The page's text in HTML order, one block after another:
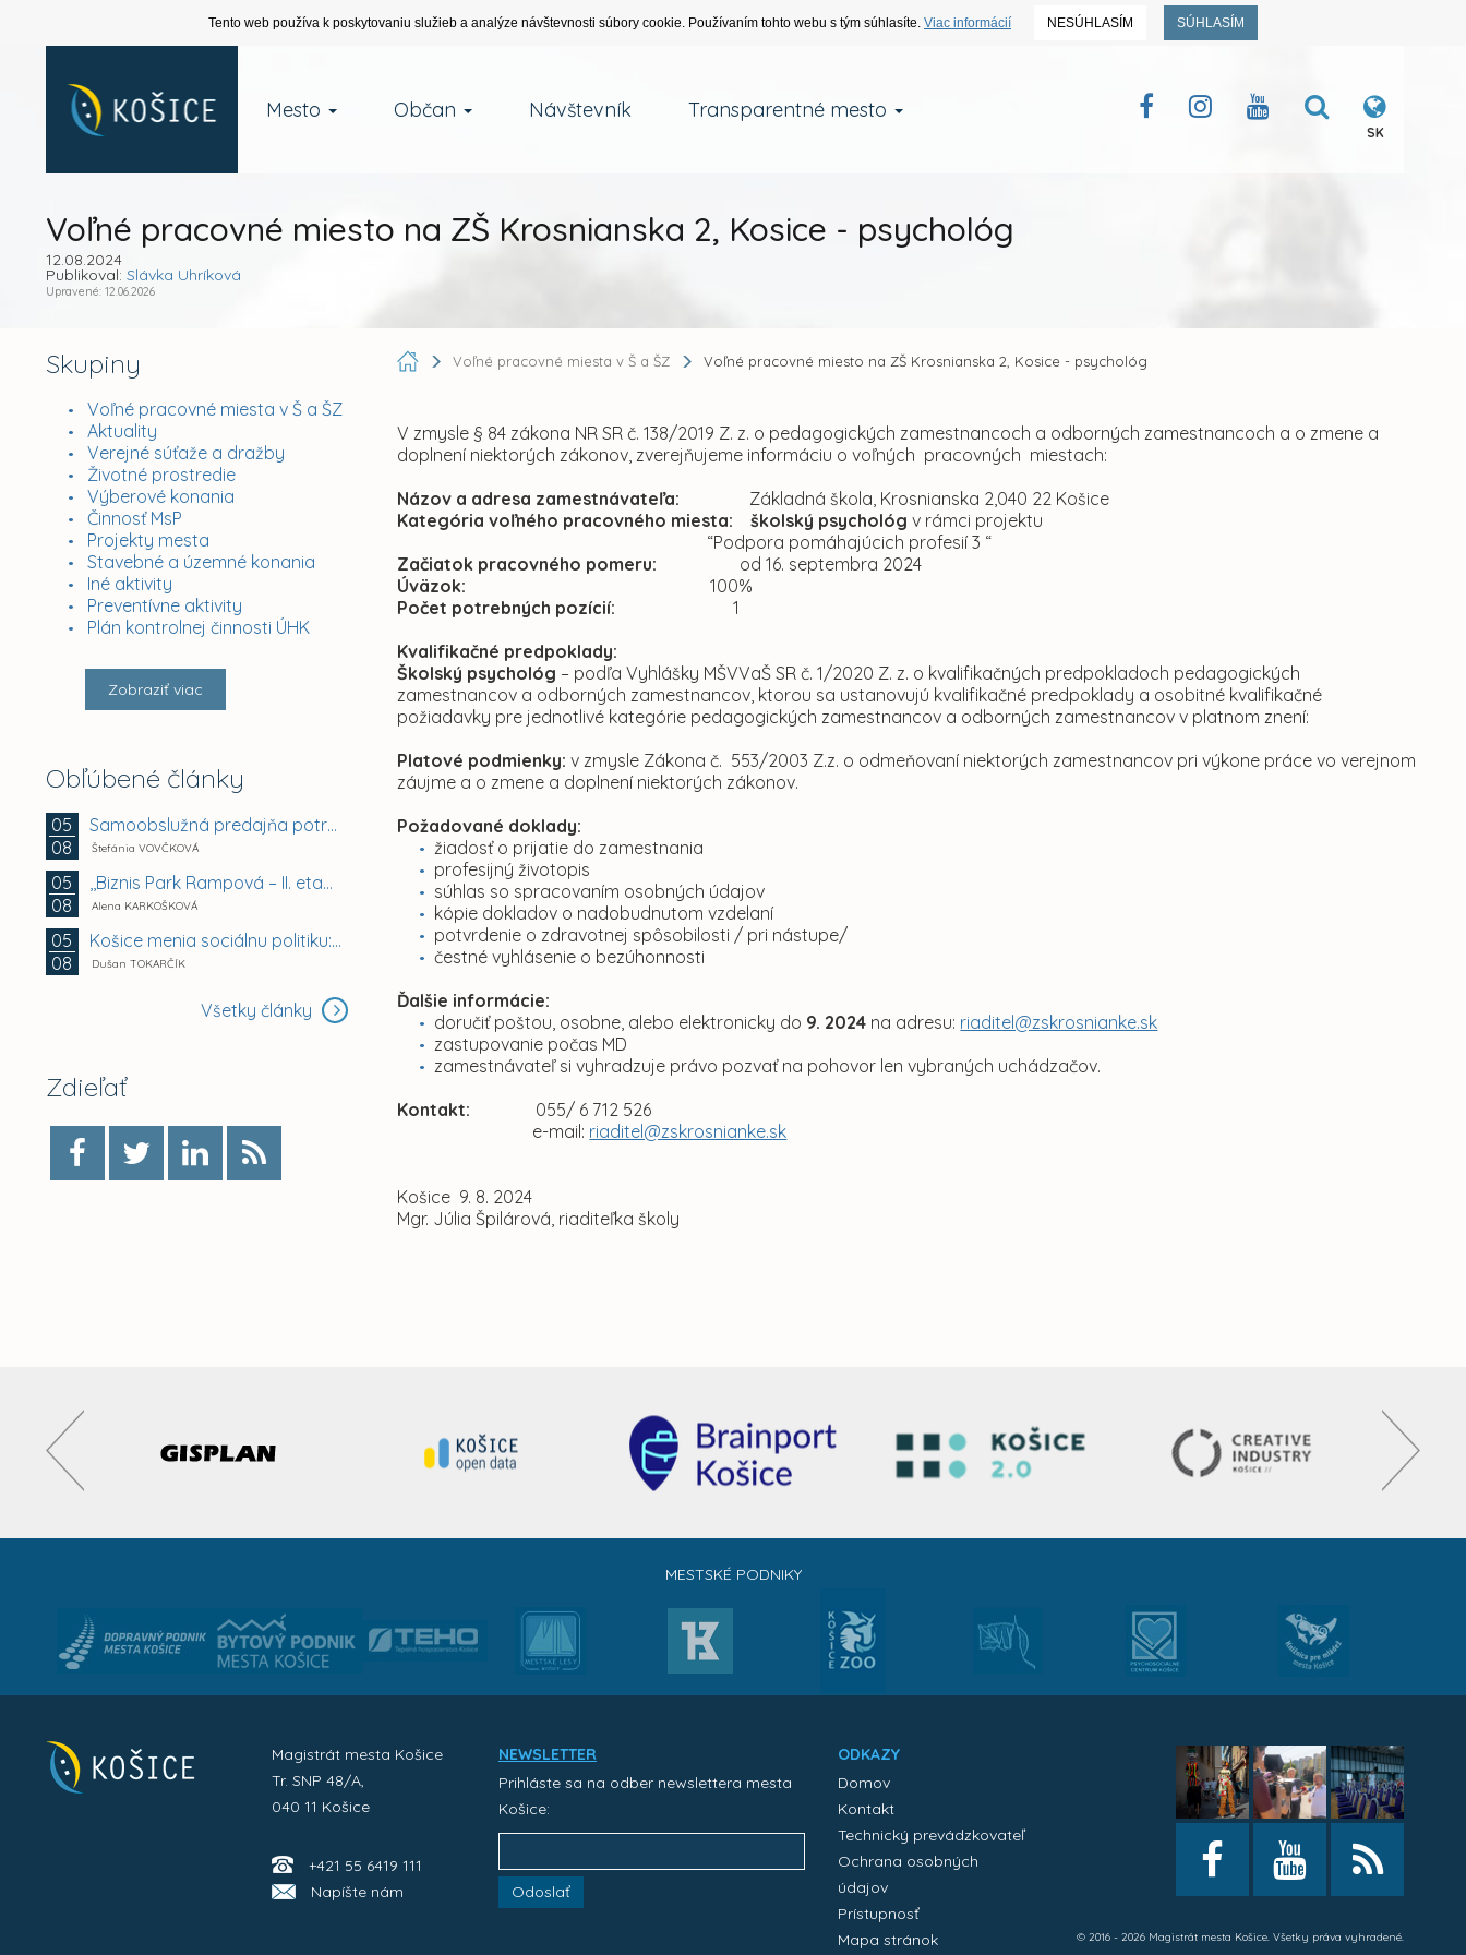
Tento web používa k poskytovaniu služieb a analýze návštevnosti súbory cookie. Používaním tohto webu s tým súhlasíte. Viac informácií NESÚHLASÍM SÚHLASÍM
Mesto Občan Návštevník Transparentné mesto
SK
Voľné pracovné miesto na ZŠ Krosnianska 2, Kosice - psychológ
12.08.2024
Publikoval: Slávka Uhríková
Upravené: 12.06.2026
Skupiny
Voľné pracovné miesta v Š a ŠZ
Aktuality
Verejné súťaže a dražby
Životné prostredie
Výberové konania
Činnosť MsP
Projekty mesta
Stavebné a územné konania
Iné aktivity
Preventívne aktivity
Plán kontrolnej činnosti ÚHK
Zobraziť viac
Obľúbené články
05
08
Samoobslužná predajňa potravín a doplnkového tovaru
Štefánia VOVČKOVÁ
05
08
,,Biznis Park Rampová – II. etapa, Rampová ul.,...
Alena KARKOŠKOVÁ
05
08
Košice menia sociálnu politiku: chránia mestské byty...
Dušan TOKARČÍK
Všetky články
Zdieľať
Voľné pracovné miesta v Š a ŠZ Voľné pracovné miesto na ZŠ Krosnianska 2, Kosice - psychológ
V zmysle § 84 zákona NR SR č. 138/2019 Z. z. o pedagogických zamestnancoch a odborných zamestnancoch a o zmene a
doplnení niektorých zákonov, zverejňujeme informáciu o voľných pracovných miestach:
Názov a adresa zamestnávateľa: Základná škola, Krosnianska 2,040 22 Košice
Kategória voľného pracovného miesta:
školský psychológ v rámci projektu
“Podpora pomáhajúcich profesií 3 “
Začiatok pracovného pomeru: od 16. septembra 2024
Úväzok: 100%
Počet potrebných pozícií: 1
Kvalifikačné predpoklady:
Školský psychológ – podľa Vyhlášky MŠVVaŠ SR č. 1/2020 Z. z. o kvalifikačných predpokladoch pedagogických
zamestnancov a odborných zamestnancov, ktorou sa ustanovujú kvalifikačné predpoklady a osobitné kvalifikačné
požiadavky pre jednotlivé kategórie pedagogických zamestnancov a odborných zamestnancov v platnom znení:
Platové podmienky:v zmysle Zákona č. 553/2003 Z.z. o odmeňovaní niektorých zamestnancov pri výkone práce vo verejnom
záujme a o zmene a doplnení niektorých zákonov.
Požadované doklady:
žiadosť o prijatie do zamestnania
profesijný životopis
súhlas so spracovaním osobných údajov
kópie dokladov o nadobudnutom vzdelaní
potvrdenie o zdravotnej spôsobilosti / pri nástupe/
čestné vyhlásenie o bezúhonnosti
Ďalšie informácie:
doručiť poštou, osobne, alebo elektronicky do 9. 2024 na adresu: riaditel@zskrosnianke.sk
zastupovanie počas MD
zamestnávateľ si vyhradzuje právo pozvať na pohovor len vybraných uchádzačov.
Kontakt: 055/ 6 712 526
e-mail: riaditel@zskrosnianke.sk
Košice 9. 8. 2024
Mgr. Júlia Špilárová, riaditeľka školy
MESTSKÉ PODNIKY
Magistrát mesta Košice
Tr. SNP 48/A,
040 11 Košice
+421 55 6419 111
Napíšte nám
NEWSLETTER
Prihláste sa na odber newslettera mesta
Košice:
Odoslať
ODKAZY
Domov
Kontakt
Technický prevádzkovateľ
Ochrana osobných
údajov
Prístupnosť
Mapa stránok
© 2016 - 2026 Magistrát mesta Košice. Všetky práva vyhradené.